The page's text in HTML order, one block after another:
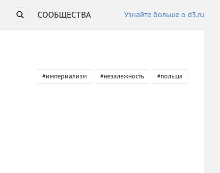
СООБЩЕСТВА Узнайте больше о d3.ru
#империализм #незалежность #польша